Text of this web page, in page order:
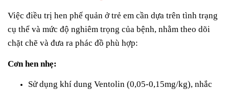
Việc điều trị hen phế quản ở trẻ em cần dựa trên tình trạng
cụ thể và mức độ nghiêm trọng của bệnh, nhằm theo dõi
chặt chẽ và đưa ra phác đồ phù hợp:
Cơn hen nhẹ:
Sử dụng khí dung Ventolin (0,05-0,15mg/kg), nhắc